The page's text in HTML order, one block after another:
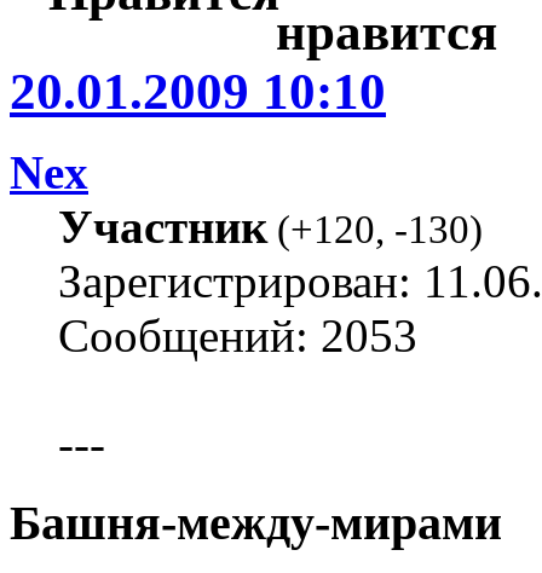
20.01.2009 10:10
Nex
Участник(+120, -130)
Зарегистрирован:
Сообщений: 2053
---
Башня-между-мирами